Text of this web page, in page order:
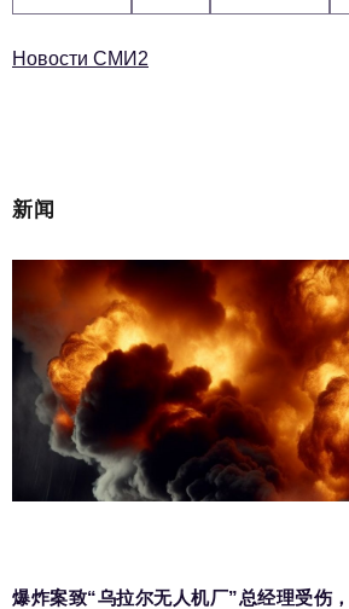
Новости СМИ2
新闻
爆炸案致“乌拉尔无人机厂”总经理受伤